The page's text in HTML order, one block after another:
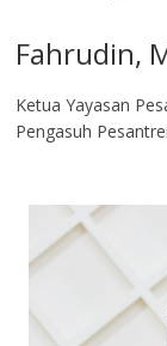
Fahrudin,
Ketua Yayasan
Pengasuh